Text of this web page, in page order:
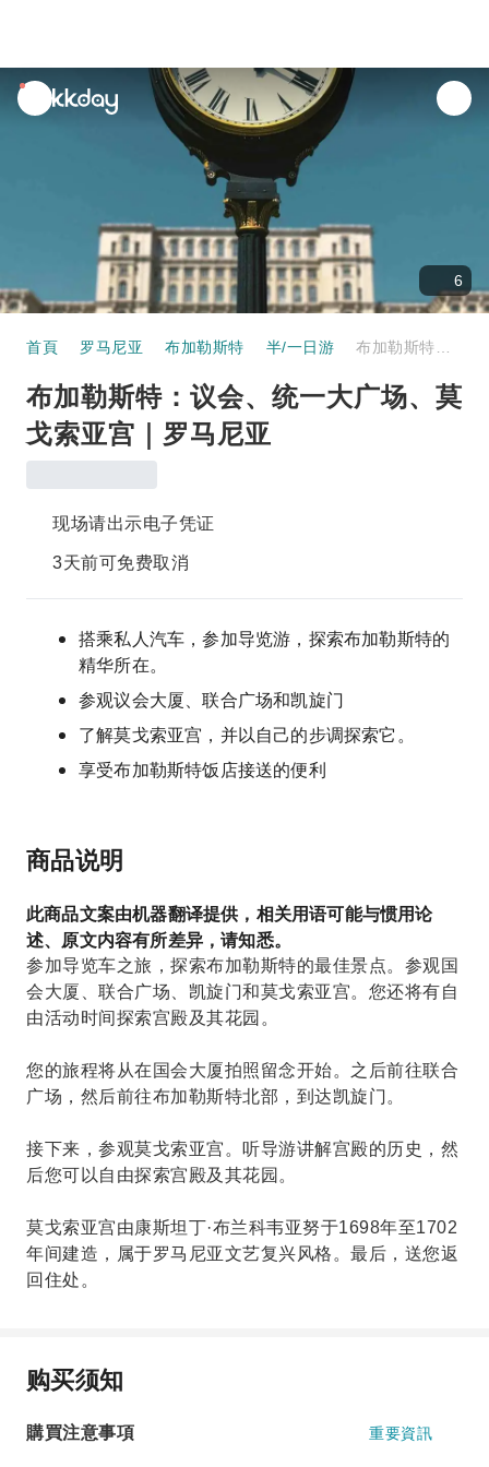
unread
notifications
6
首頁 罗马尼亚 布加勒斯特 半/一日游
布加勒斯特：议会、统一大广场、莫
戈索亚宫｜罗马尼亚
现场请出示电子凭证
3天前可免费取消
搭乘私人汽车，参加导览游，探索布加勒斯特的
精华所在。
参观议会大厦、联合广场和凯旋门
了解莫戈索亚宫，并以自己的步调探索它。
享受布加勒斯特饭店接送的便利
商品说明
此商品文案由机器翻译提供，相关用语可能与惯用论
述、原文内容有所差异，请知悉。
参加导览车之旅，探索布加勒斯特的最佳景点。参观国
会大厦、联合广场、凯旋门和莫戈索亚宫。您还将有自
由活动时间探索宫殿及其花园。
您的旅程将从在国会大厦拍照留念开始。之后前往联合
广场，然后前往布加勒斯特北部，到达凯旋门。
接下来，参观莫戈索亚宫。听导游讲解宫殿的历史，然
后您可以自由探索宫殿及其花园。
莫戈索亚宫由康斯坦丁·布兰科韦亚努于1698年至1702
年间建造，属于罗马尼亚文艺复兴风格。最后，送您返
回住处。
购买须知
購買注意事項 重要資訊